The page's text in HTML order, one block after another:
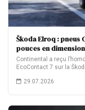
Škoda Elroq : pneus
pouces en
Continental a reçu
EcoContact 7 sur la
29.07.2026